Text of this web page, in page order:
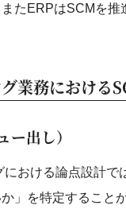
たERPはSCMを
業務における
出し）
おける論点設計
」を特定すること